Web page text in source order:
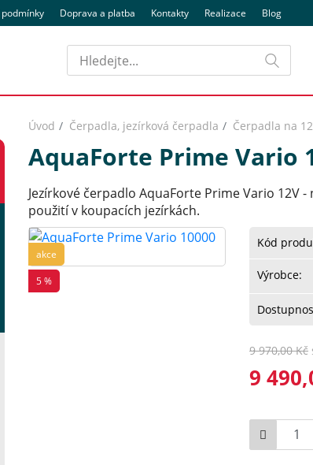
podmínky Doprava a platba Kontakty Realizace Blog
Hledat
Úvod Čerpadla, jezírková čerpadla Čerpadla na
AquaForte Prime Vario
Jezírkové čerpadlo AquaForte Prime Vario 12V
použití v koupacích jezírkách.
akce
5 %
Kód
Výrobce:
9 970,00 Kč
9
Počet